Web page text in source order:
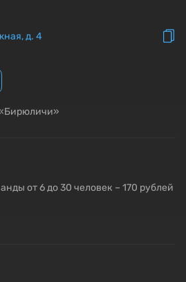
д. 4
от 6 до 30 человек – 170 рублей